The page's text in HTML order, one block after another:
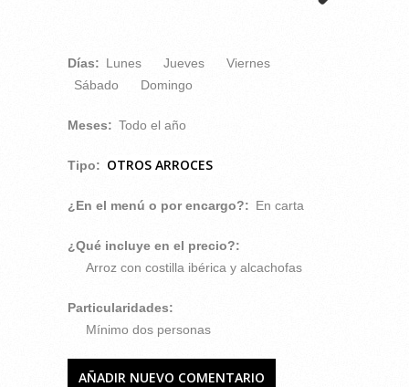
Días: Lunes Jueves
Viernes
Sábado
Domingo
Meses: Todo el año
Tipo: OTROS ARROCES
¿En el menú o por encargo?: En carta
¿Qué incluye en el precio?:
Arroz con costilla ibérica y alcachofas
Particularidades:
Mínimo dos personas
AÑADIR NUEVO COMENTARIO